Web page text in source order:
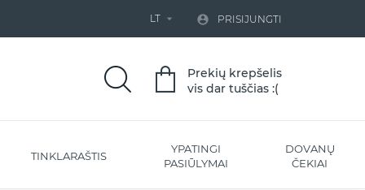
LT   PRISIJUNGTI
Prekių krepšelis
vis dar tuščias :(
TINKLARAŠTIS
YPATINGI
PASIŪLYMAI
DOVANŲ
ČEKIAI